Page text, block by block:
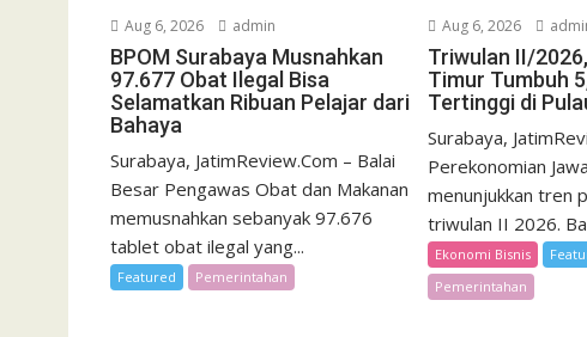
Aug 6, 2026 admin
BPOM Surabaya Musnahkan
97.677 Obat Ilegal Bisa
Selamatkan Ribuan Pelajar dari
Bahaya
Surabaya, JatimReview.Com – Balai
Besar Pengawas Obat dan Makanan
memusnahkan sebanyak 97.676
tablet obat ilegal yang...
Featured Pemerintahan
Aug 6, 2026
Triwulan II/
Timur Tumbuh
Tertinggi di
Surabaya,
Perekonomian
menunjukkan tren
triwulan II 2026.
Ekonomi Bisnis
Pemerintahan